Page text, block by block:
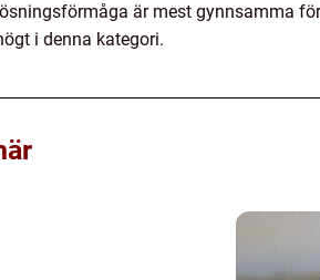
är mest gynnsamma
i denna kategori.